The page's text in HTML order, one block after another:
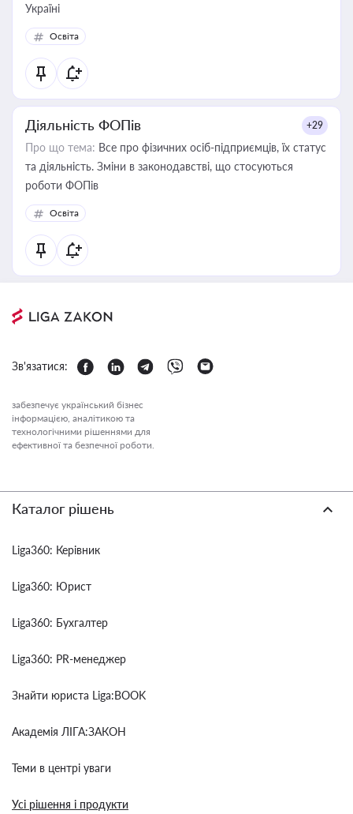
Україні
Освіта
Діяльність ФОПів +29
Про що тема: Все про фізичних осіб-підприємців, їх статус
та діяльність. Зміни в законодавстві, що стосуються
роботи ФОПів
Освіта
Зв'язатися:
забезпечує український бізнес
інформацією, аналітикою та
технологічними рішеннями для
ефективної та безпечної роботи.
Каталог рішень
Liga360: Керівник
Liga360: Юрист
Liga360: Бухгалтер
Liga360: PR-менеджер
Знайти юриста Liga:BOOK
Академія ЛІГА:ЗАКОН
Теми в центрі уваги
Усі рішення і продукти